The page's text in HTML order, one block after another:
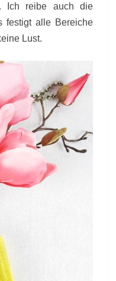
Ich reibe auch die
festigt alle Bereiche
Lust.